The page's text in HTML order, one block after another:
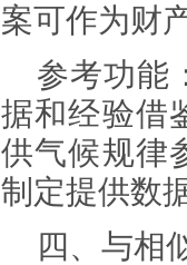
案可作为财
参考功能
据和经验借
供气候规律
制定提供数
四、与相